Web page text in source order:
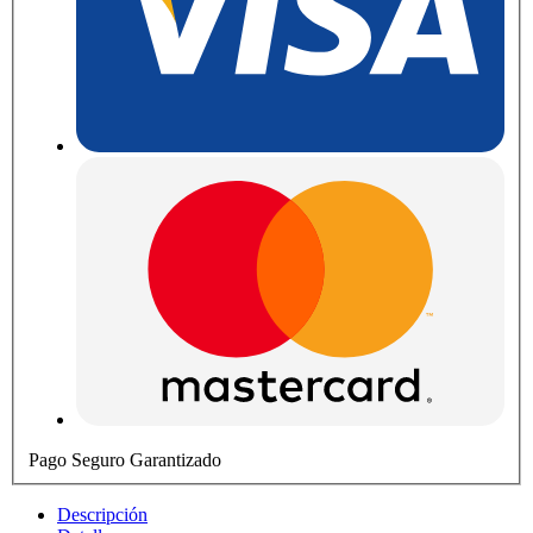
Pago Seguro Garantizado
Descripción